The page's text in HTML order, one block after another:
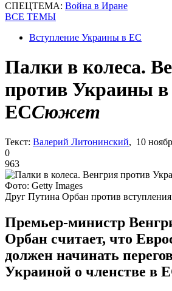
СПЕЦТЕМА: Война в Иране
ВСЕ ТЕМЫ
Вступление Украины в ЕС
Палки в колеса.
против Украины в
ЕССюжет
Текст: Валерий Литонинский, 10
0
963
Фото: Getty Images
Друг Путина Орбан против
Премьер-министр
Орбан считает, что
должен начинать
Украиной о членстве в